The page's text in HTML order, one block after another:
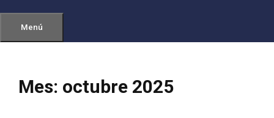
Menú
Mes: octubre 2025